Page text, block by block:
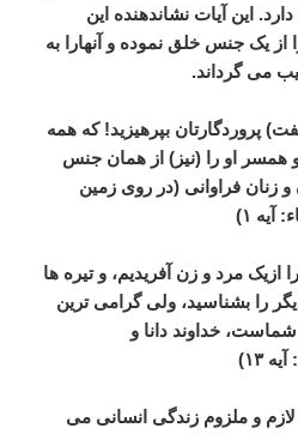
دارد. این آیات نشاندهنده این
از یک جنس خلق نموده و آنهارا
به
می گرداند.
)پروردگارتان بپرهیزید!که همه
همسر او را (نیز) از همان جنس
و زنان فراوانی (در روی زمین
: آیه ۱)
را ازیک مرد و زن آفریدیم، و تیره ها
را بشناسید، ولی گرامی ترین
شماست، خداوند دانا و
: آیه ۱۳)
لازم و ملزوم زندگی انسانی می